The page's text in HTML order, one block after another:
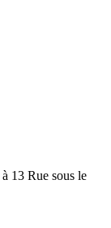
13 Rue sous le